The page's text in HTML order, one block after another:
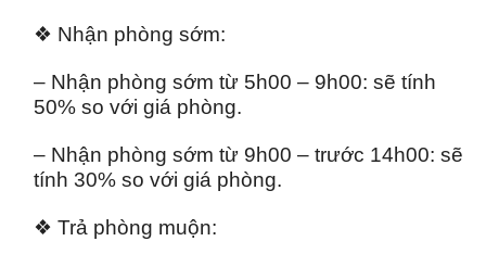
❖ Nhận phòng sớm:
– Nhận phòng sớm từ 5h00 – 9h00: sẽ tính
50% so với giá phòng.
– Nhận phòng sớm từ 9h00 – trước 14h00: sẽ
tính 30% so với giá phòng.
❖ Trả phòng muộn: